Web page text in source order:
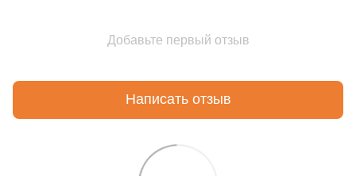
Добавьте первый отзыв
Написать отзыв